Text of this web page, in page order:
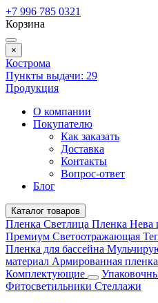
+7 996 785 0321
Корзина
×
Кострома
Пункты выдачи: 29
Продукция
О компании
Покупателю
Как заказать
Доставка
Контакты
Вопрос-ответ
Блог
Каталог товаров
Пленка Светлица Пленка Нева
Премиум Светоотражающая
Пленка для бассейна
материал Армированная пленка
Комплектующие
Фитосветильники Стеллажи